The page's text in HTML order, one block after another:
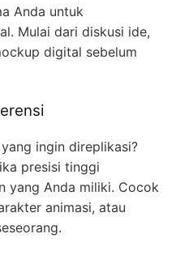
Anda untuk
Mulai dari diskusi ide,
digital sebelum
ingin direplikasi?
presisi tinggi
yang Anda miliki. Cocok
animasi, atau